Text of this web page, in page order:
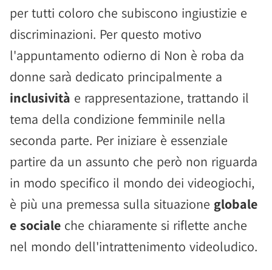
per tutti coloro che subiscono ingiustizie e
discriminazioni. Per questo motivo
l'appuntamento odierno di Non è roba da
donne sarà dedicato principalmente a
inclusività e rappresentazione, trattando il
tema della condizione femminile nella
seconda parte. Per iniziare è essenziale
partire da un assunto che però non riguarda
in modo specifico il mondo dei videogiochi,
è più una premessa sulla situazione globale
e sociale che chiaramente si riflette anche
nel mondo dell'intrattenimento videoludico.